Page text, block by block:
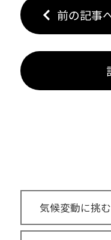
前の記事
気候変動に挑む